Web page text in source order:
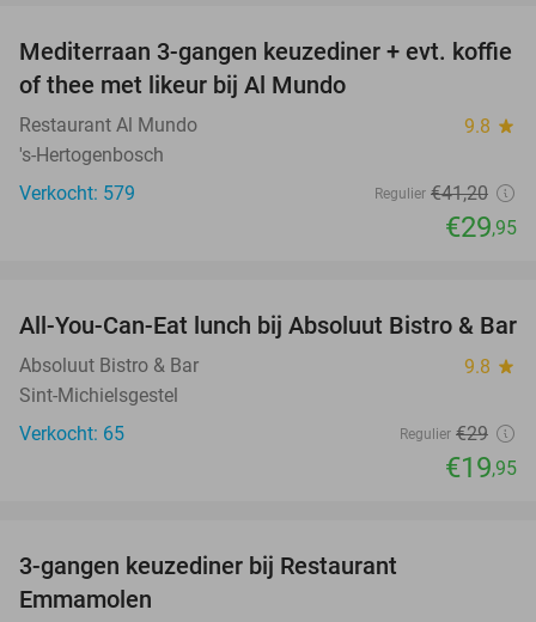
27%
Mediterraan 3-gangen keuzediner + evt. koffie
of thee met likeur bij Al Mundo
Restaurant Al Mundo 9.8 star
's-Hertogenbosch
Verkocht: 579
Regulier €41,20
€29,95
31%
All-You-Can-Eat lunch bij Absoluut Bistro & Bar
Absoluut Bistro & Bar 9.8 star
Sint-Michielsgestel
Verkocht: 65
Regulier €29
€19,95
3-gangen keuzediner bij Restaurant
Emmamolen